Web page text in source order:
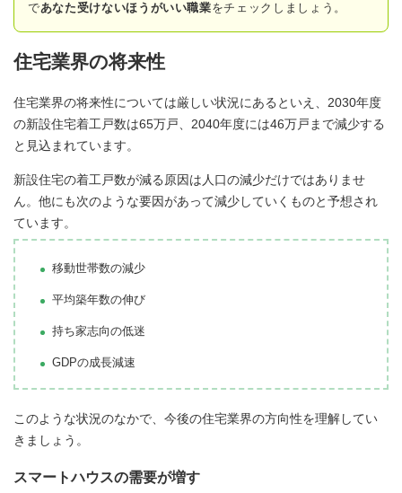
であなた受けないほうがいい職業をチェックしましょう。
住宅業界の将来性
住宅業界の将来性については厳しい状況にあるといえ、2030年度
の新設住宅着工戸数は65万戸、2040年度には46万戸まで減少する
と見込まれています。
新設住宅の着工戸数が減る原因は人口の減少だけではありませ
ん。他にも次のような要因があって減少していくものと予想され
ています。
移動世帯数の減少
平均築年数の伸び
持ち家志向の低迷
GDPの成長減速
このような状況のなかで、今後の住宅業界の方向性を理解してい
きましょう。
スマートハウスの需要が増す